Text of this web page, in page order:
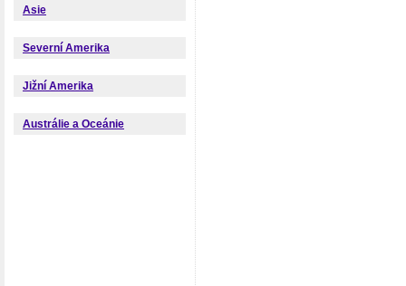
Asie
Severní Amerika
Jižní Amerika
Austrálie a Oceánie